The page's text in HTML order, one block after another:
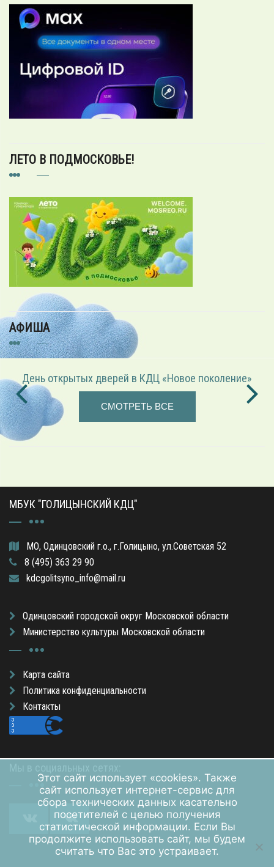
ЛЕТО В ПОДМОСКОВЬЕ!
АФИША
День открытых дверей в КДЦ «Новое поколение»
СМОТРЕТЬ ВСЕ
МБУК "ГОЛИЦЫНСКИЙ КДЦ"
МО, Одинцовский г.о., г.Голицыно, ул.Советская 52
8 (495) 363 29 90
kdcgolitsyno_info@mail.ru
Одинцовский городской округ Московской области
Министерство культуры Московской области
Карта сайта
Политика конфиденциальности
Контакты
Этот сайт использует «cookies». Также
сайт использует интернет-сервис для
сбора технических данных касательно
посетителей с целью получения
статистической информации. Если Вы
продолжите использовать сайт, мы будем
считать что Вас это устраивает.